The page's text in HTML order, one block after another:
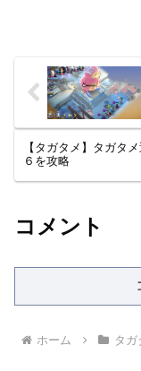
【タガタメ】タガタ
６を攻略
コメント
ホーム タガ